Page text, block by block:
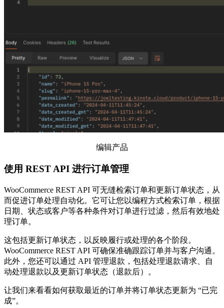
编辑产品
使用 REST API 进行订单管理
WooCommerce REST API 可无缝检索订单和更新订单状态，从
而促进订单处理自动化。它可让您以编程方式检索订单，根据
日期、状态或客户等各种条件对订单进行过滤，然后有效地处
理订单。
这包括更新订单状态，以反映履行或处理的各个阶段。
WooCommerce REST API 可确保准确跟踪订单并与客户沟通。
此外，您还可以通过 API 管理退款，包括处理退款请求、自
动处理退款以及更新订单状态（退款后）。
让我们来看看如何获取最近的订单并将订单状态更新为 “已完
成”。